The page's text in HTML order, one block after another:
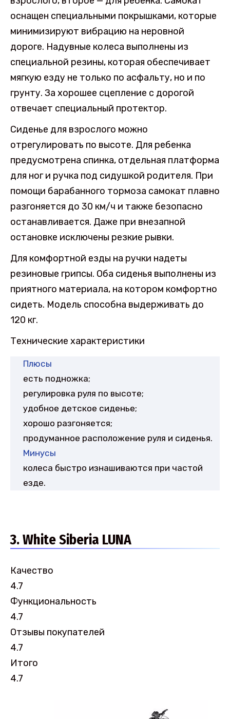
оснащен специальными покрышками, которые
минимизируют вибрацию на неровной
дороге. Надувные колеса выполнены из
специальной резины, которая обеспечивает
мягкую езду не только по асфальту, но и по
грунту. За хорошее сцепление с дорогой
отвечает специальный протектор.
Сиденье для взрослого можно
отрегулировать по высоте. Для ребенка
предусмотрена спинка, отдельная платформа
для ног и ручка под сидушкой родителя. При
помощи барабанного тормоза самокат плавно
разгоняется до 30 км/ч и также безопасно
останавливается. Даже при внезапной
остановке исключены резкие рывки.
Для комфортной езды на ручки надеты
резиновые грипсы. Оба сиденья выполнены из
приятного материала, на котором комфортно
сидеть. Модель способна выдерживать до
120 кг.
Технические характеристики
Плюсы
есть подножка;
регулировка руля по высоте;
удобное детское сиденье;
хорошо разгоняется;
продуманное расположение руля и сиденья.
Минусы
колеса быстро изнашиваются при частой
езде.
3. White Siberia LUNA
Качество
4.7
Функциональность
4.7
Отзывы покупателей
4.7
Итого
4.7